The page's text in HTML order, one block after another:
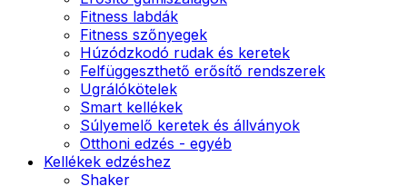
Fitness labdák
Fitness szőnyegek
Húzódzkodó rudak és keretek
Felfüggeszthető erősítő rendszerek
Ugrálókötelek
Smart kellékek
Súlyemelő keretek és állványok
Otthoni edzés - egyéb
Kellékek edzéshez
Shaker